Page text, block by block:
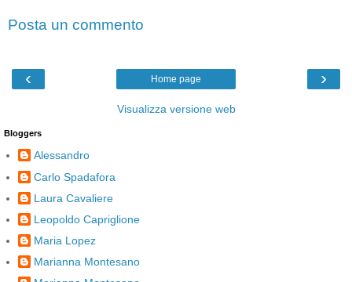
Posta un commento
‹ ›
Home page
Visualizza versione web
Bloggers
Alessandro
Carlo Spadafora
Laura Cavaliere
Leopoldo Capriglione
Maria Lopez
Marianna Montesano